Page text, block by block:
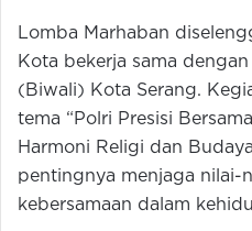
Lomba Marhaban
Kota bekerja sama
(Biwali) Kota Serang.
tema “Polri Presisi
Harmoni Religi dan
pentingnya menjaga nilai-
kebersamaan dalam